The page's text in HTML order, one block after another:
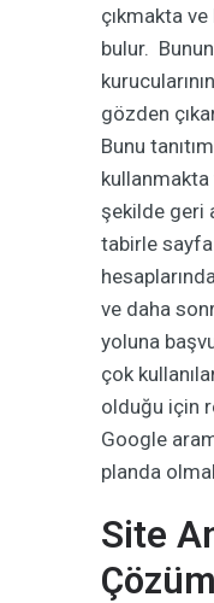
çıkmakta
bulur.
gözden
Bunu
şekilde geri
tabirle sayfa
ve daha
yoluna
çok
olduğu için
Google
planda
Site